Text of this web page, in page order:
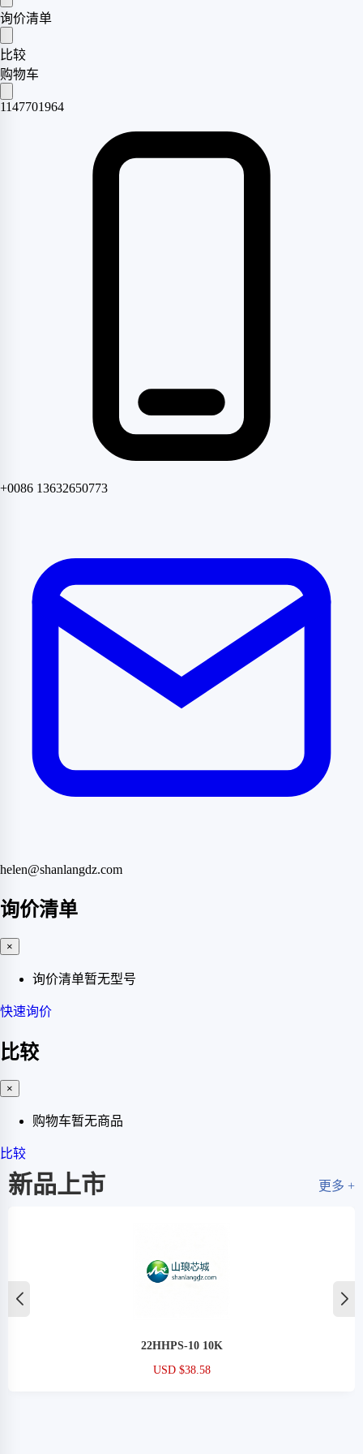
询价清单
比较
购物车
1147701964
+0086 13632650773
helen@shanlangdz.com
询价清单
×
询价清单暂无型号
快速询价
比较
×
购物车暂无商品
比较
新品上市 更多 +
22HHPS-10 10K
USD $38.58